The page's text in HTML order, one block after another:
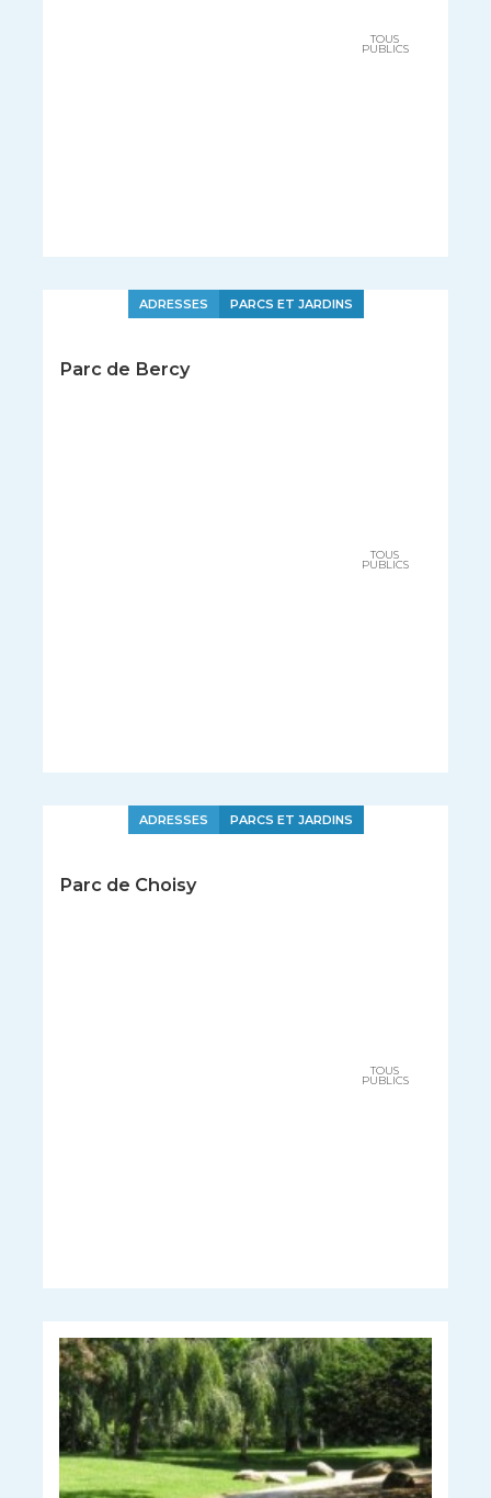
TOUS
PUBLICS
ADRESSES PARCS ET JARDINS
Parc de Bercy
TOUS
PUBLICS
ADRESSES PARCS ET JARDINS
Parc de Choisy
TOUS
PUBLICS